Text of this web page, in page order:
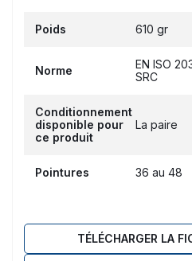
Poids 610 gr
Norme
EN ISO
SRC
Conditionnement
disponible pour
ce produit
La paire
Pointures 36 au 48
TÉLÉCHARGER LA